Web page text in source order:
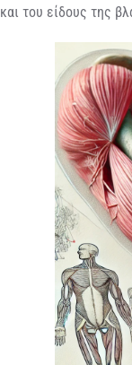
και του είδους της